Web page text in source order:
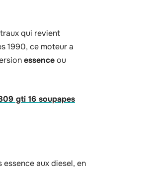
qui revient
1990, ce moteur a
essenceou
gti 16 soupapes
aux diesel, en